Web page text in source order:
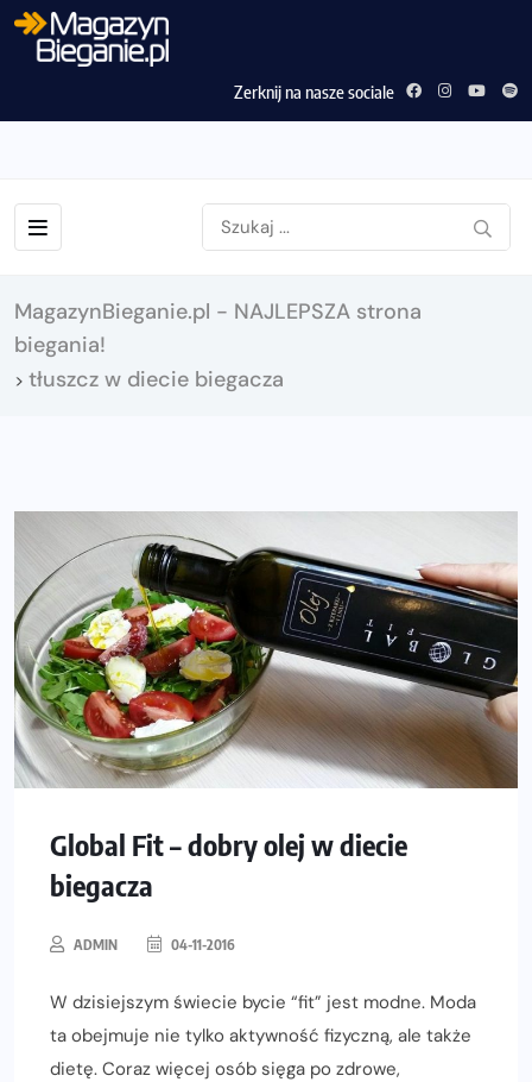
Zerknij na nasze sociale
MagazynBieganie.pl - NAJLEPSZA strona
biegania!
> tłuszcz w diecie biegacza
Global Fit – dobry olej w diecie
biegacza
ADMIN 04-11-2016
W dzisiejszym świecie bycie “fit” jest modne. Moda
ta obejmuje nie tylko aktywność fizyczną, ale także
dietę. Coraz więcej osób sięga po zdrowe,